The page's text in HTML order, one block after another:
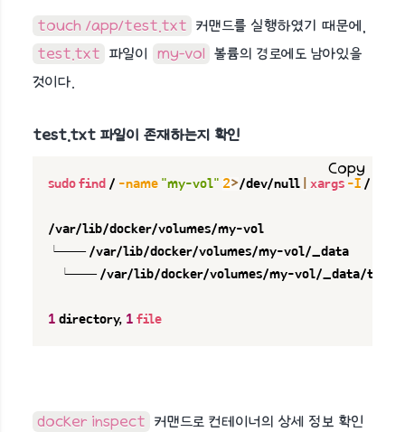
touch /app/test.txt 커맨드를 실행하였기 때문에,
test.txt 파일이 my-vol 볼륨의 경로에도 남아있을
것이다.
test.txt 파일이 존재하는지 확인
sudo find / -name "my-vol" 2>/dev/null xargs -I /
/var/lib/docker/volumes/my-vol
└── /var/lib/docker/volumes/my-vol/_data
└── /var/lib/docker/volumes/my-vol/_data/
1 directory, 1 file
Copy
docker inspect 커맨드로 컨테이너의 상세 정보 확인